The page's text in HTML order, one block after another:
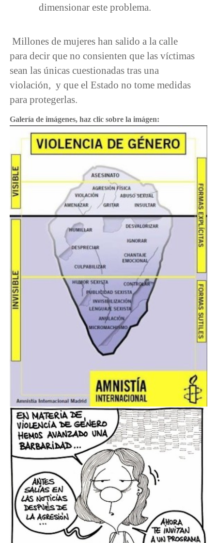
dimensionar este problema.
Millones de mujeres han salido a la calle
para decir que no consienten que las víctimas
sean las únicas cuestionadas tras una
violación, y que el Estado no tome medidas
para protegerlas.
Galería de imágenes, haz clic sobre la imágen: